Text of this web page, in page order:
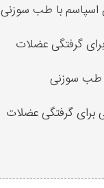
اسپاسم با طب سوزنی
گرفتگی عضلات
طب سوزنی
برای گرفتگی عضلات